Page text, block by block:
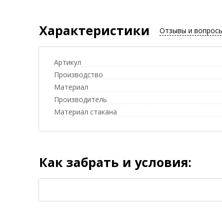
Характеристики Отзывы и
Артикул
Производство
Материал
Производитель
Материал стакана
Как забрать и условия: